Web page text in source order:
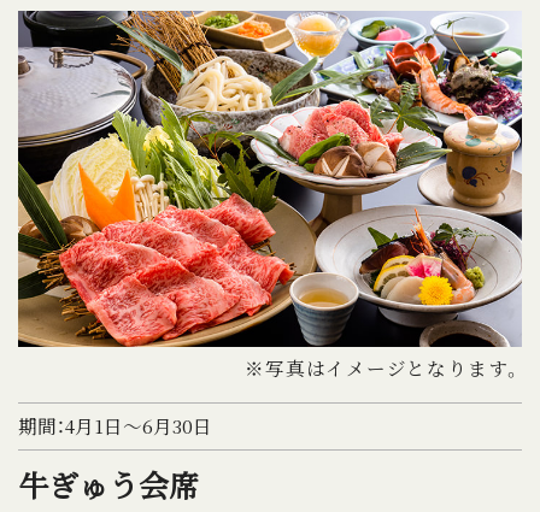
※写真はイメージとなります。
期間：4月1日～6月30日
牛ぎゅう会席